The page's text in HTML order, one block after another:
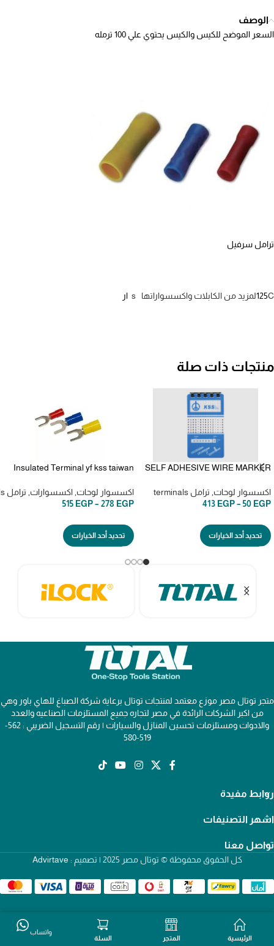
الوصف
السعر الموضح للكيس والكيس يحتوي علي 100 ترمله
ترامل سرفيل
125Cلمزيد من الكابلات واكسسواراتها s ار
منتجات ذات صلة
SELF ADHESIVE WIRE MARKER
تايواني
اكسسوار لوحات ترامل terminals
50 EGP
–
413 EGP
تحديد أحد الخيارات
Insulated Terminal yf kss taiwan
اكسسوار لوحات اكسسوارات ترامل terminals
278 EGP
–
515 EGP
تحديد أحد الخيارات
متجر توتال مصر موزع معتمد لمنتجات توتال برعاية شركة الصباغ للهاي باور وهي
من اكبر الشركات الرائدة في مصر لتجاره جميع المستلزمات الصناعيه والعدد
والادوات ومستلزمات تحسين المنازل والسيارات | رقم التسجيل الضريبي : 562-
519-580
الرئيسية المتجر السلة
واتساب
روابط مفيدة
اشهر التصنيفات
تواصل معنا
كل الحقوق محفوظة © توتال مصر 2025 | تصميم : Advirtave